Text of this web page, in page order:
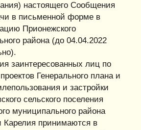
настоящего Сообщения
в письменной форме в
Прионежского
района (до 04.04.2022
заинтересованных лиц по
Генерального плана и
и застройки
сельского поселения
муниципального района
Карелия принимаются в